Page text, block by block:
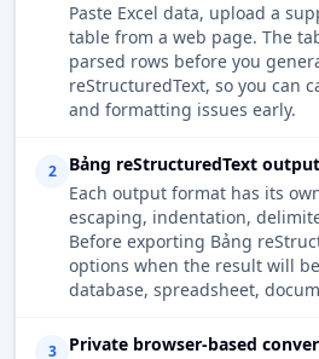
Paste Excel data, upload a
table from a web page. The
parsed rows before you
reStructuredText, so you can
and formatting issues early.
2
Bảng reStructuredText
Each output format has its
escaping, indentation,
Before exporting Bảng
options when the result will
database, spreadsheet,
3
Private browser-based